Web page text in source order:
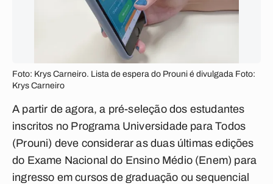
Foto: Krys Carneiro. Lista de espera do Prouni é divulgada Foto:
Krys Carneiro
A partir de agora, a pré-seleção dos estudantes
inscritos no Programa Universidade para Todos
(Prouni) deve considerar as duas últimas edições
do Exame Nacional do Ensino Médio (Enem) para
ingresso em cursos de graduação ou sequencial